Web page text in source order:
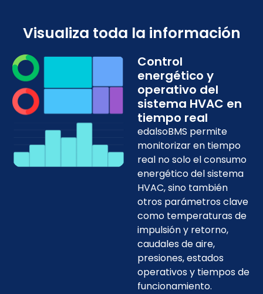
Visualiza toda la información
Control
energético y
operativo del
sistema HVAC en
tiempo real
edalsoBMS permite
monitorizar en tiempo
real no solo el consumo
energético del sistema
HVAC, sino también
otros parámetros clave
como temperaturas de
impulsión y retorno,
caudales de aire,
presiones, estados
operativos y tiempos de
funcionamiento.